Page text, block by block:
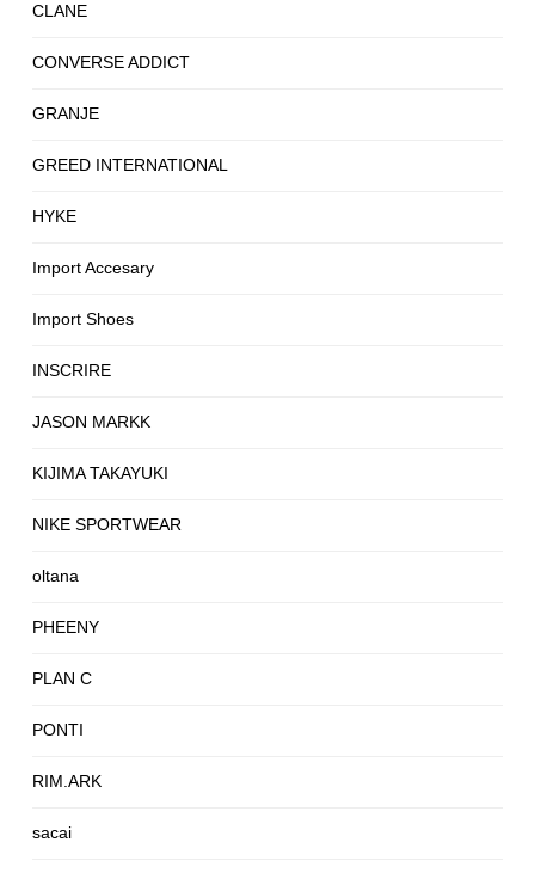
CLANE
CONVERSE ADDICT
GRANJE
GREED INTERNATIONAL
HYKE
Import Accesary
Import Shoes
INSCRIRE
JASON MARKK
KIJIMA TAKAYUKI
NIKE SPORTWEAR
oltana
PHEENY
PLAN C
PONTI
RIM.ARK
sacai